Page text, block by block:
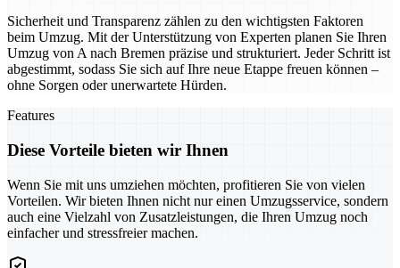
Sicherheit und Transparenz zählen zu den wichtigsten Faktoren
beim Umzug. Mit der Unterstützung von Experten planen Sie Ihren
Umzug von A nach Bremen präzise und strukturiert. Jeder Schritt ist
abgestimmt, sodass Sie sich auf Ihre neue Etappe freuen können –
ohne Sorgen oder unerwartete Hürden.
Features
Diese Vorteile bieten wir Ihnen
Wenn Sie mit uns umziehen möchten, profitieren Sie von vielen
Vorteilen. Wir bieten Ihnen nicht nur einen Umzugsservice, sondern
auch eine Vielzahl von Zusatzleistungen, die Ihren Umzug noch
einfacher und stressfreier machen.